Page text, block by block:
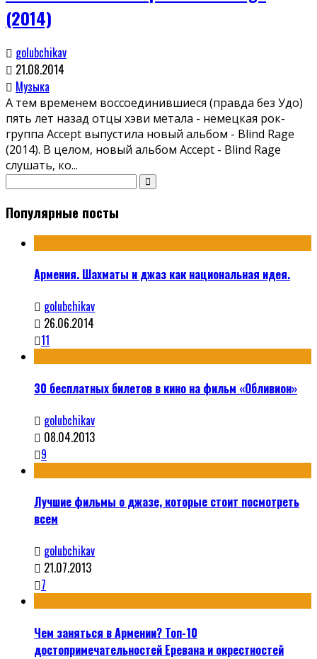
(2014)
golubchikav
21.08.2014
Музыка
А тем временем воссоединившиеся (правда без Удо)
пять лет назад отцы хэви метала - немецкая рок-
группа Accept выпустила новый альбом - Blind Rage
(2014). В целом, новый альбом Accept - Blind Rage
слушать, ко...
Популярные посты
Армения. Шахматы и джаз как национальная идея.
golubchikav
26.06.2014
11
30 бесплатных билетов в кино на фильм «Обливион»
golubchikav
08.04.2013
9
Лучшие фильмы о джазе, которые стоит посмотреть
всем
golubchikav
21.07.2013
7
Чем заняться в Армении? Топ-10
достопримечательностей Еревана и окрестностей